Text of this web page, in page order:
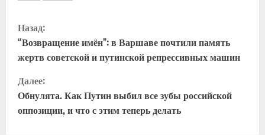
Назад:
“Возвращение имён”: в Варшаве почтили память
жертв советской и путинской репрессивных машин
Далее:
Обнулята. Как Путин выбил все зубы российской
оппозиции, и что с этим теперь делать